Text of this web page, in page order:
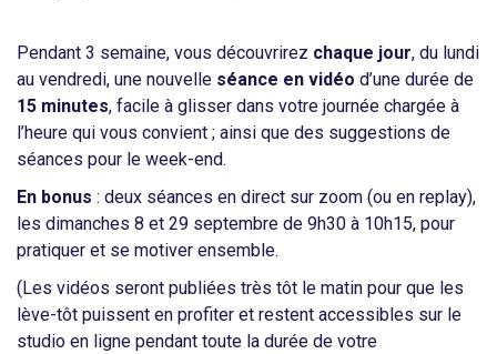
Pendant 3 semaine, vous découvrirez chaque jour, du lundi
au vendredi, une nouvelle séance en vidéo d’une durée de
15 minutes, facile à glisser dans votre journée chargée à
l’heure qui vous convient ; ainsi que des suggestions de
séances pour le week-end.
En bonus : deux séances en direct sur zoom (ou en replay),
les dimanches 8 et 29 septembre de 9h30 à 10h15, pour
pratiquer et se motiver ensemble.
(Les vidéos seront publiées très tôt le matin pour que les
lève-tôt puissent en profiter et restent accessibles sur le
studio en ligne pendant toute la durée de votre